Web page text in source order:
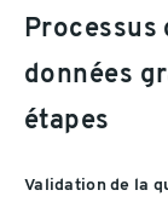
Processus
données
étapes
Validation de la